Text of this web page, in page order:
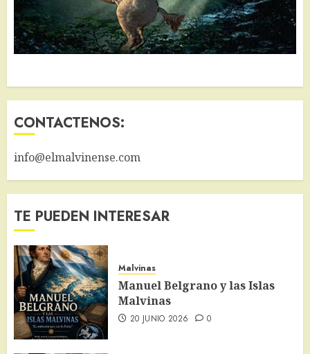
CONTACTENOS:
info@elmalvinense.com
TE PUEDEN INTERESAR
Malvinas
Manuel Belgrano y las Islas
Malvinas
20 JUNIO 2026 0